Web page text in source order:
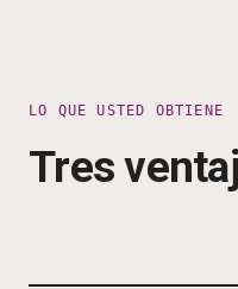
LO QUE USTED OBTIENE
Tres